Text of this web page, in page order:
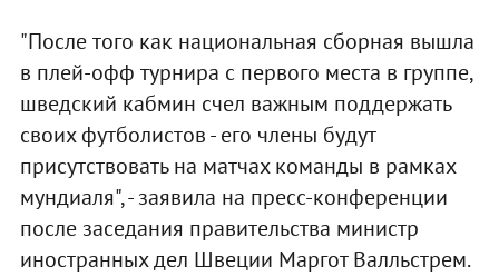
"После того как национальная сборная вышла
в плей-офф турнира с первого места в группе,
шведский кабмин счел важным поддержать
своих футболистов - его члены будут
присутствовать на матчах команды в рамках
мундиаля", - заявила на пресс-конференции
после заседания правительства министр
иностранных дел Швеции Маргот Валльстрем.